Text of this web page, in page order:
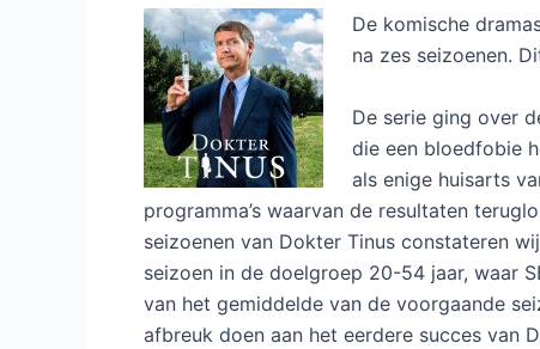
De komische
na zes seizoenen.
De serie ging over
die een bloedfobie
als enige huisarts
programma’s waarvan de resultaten
seizoenen van Dokter Tinus constateren
seizoen in de doelgroep 20-54 jaar, waar
van het gemiddelde van de voorgaande
afbreuk doen aan het eerdere succes van